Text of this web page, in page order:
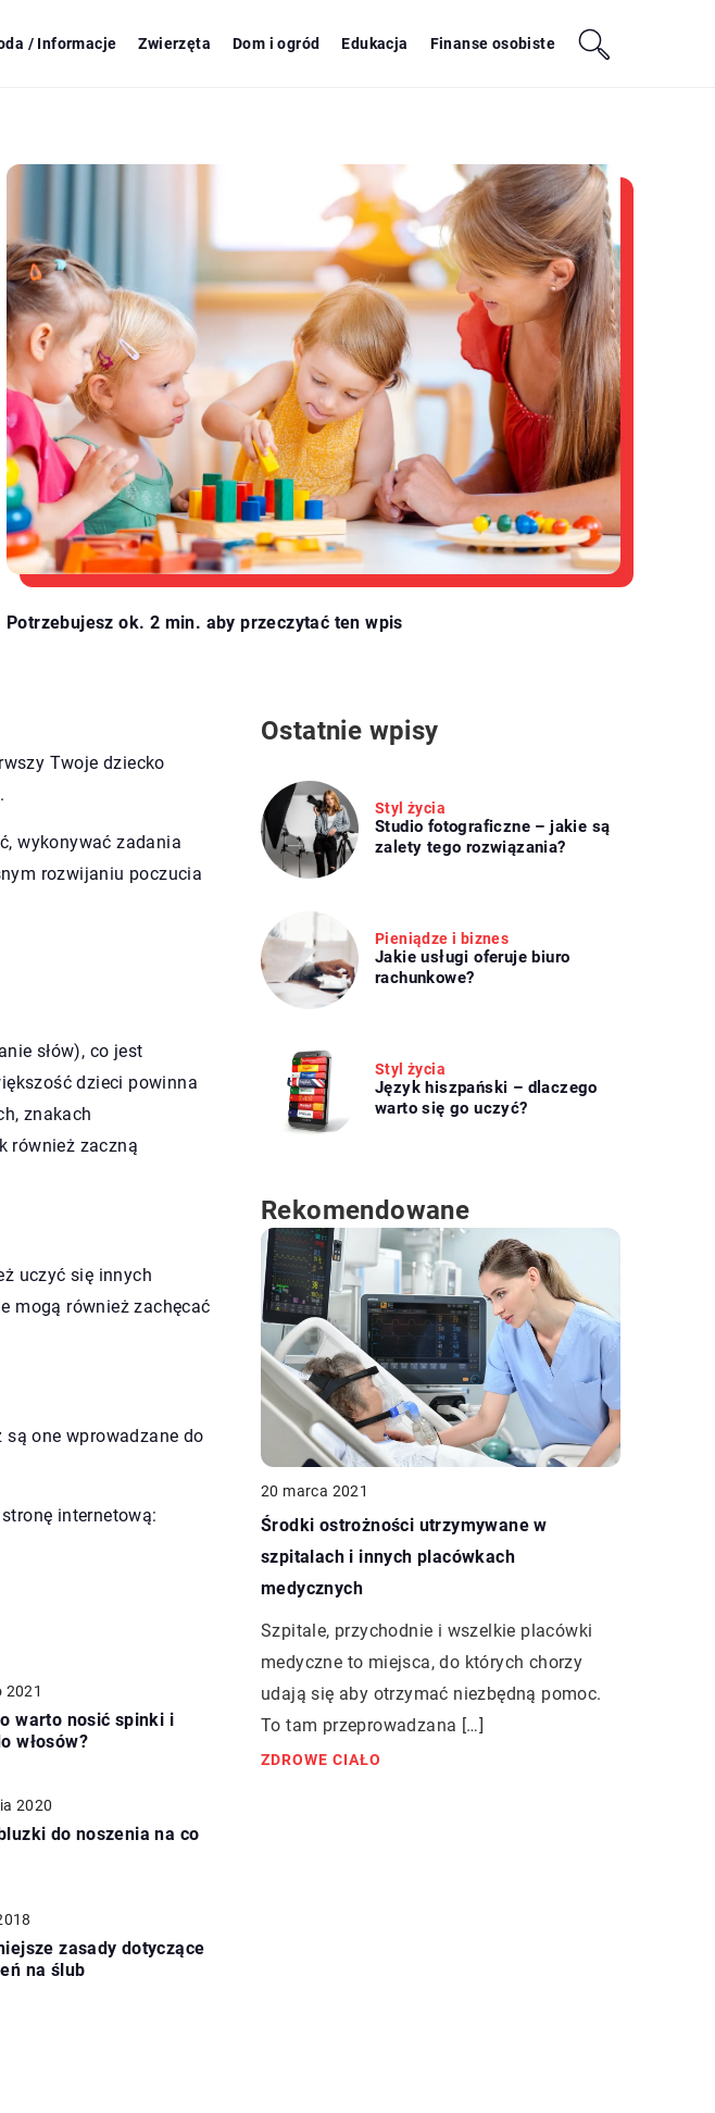
/ Informacje Zwierzęta Dom i ogród Edukacja Finanse osobiste
Potrzebujesz ok. 2 min. aby przeczytać ten wpis
Twoje dziecko
wykonywać zadania
rozwijaniu poczucia
słów), co jest
dzieci powinna
znakach
również zaczną
uczyć się innych
mogą również zachęcać
one wprowadzane do
internetową:
2021
warto nosić spinki i
włosów?
2020
do noszenia na co
zasady dotyczące
na ślub
Ostatnie wpisy
Styl życia
Studio fotograficzne – jakie są
zalety tego rozwiązania?
Pieniądze i biznes
Jakie usługi oferuje biuro
rachunkowe?
Styl życia
Język hiszpański – dlaczego
warto się go uczyć?
Rekomendowane
20 marca 2021
Środki ostrożności utrzymywane w
szpitalach i innych placówkach
medycznych
Szpitale, przychodnie i wszelkie placówki
medyczne to miejsca, do których chorzy
udają się aby otrzymać niezbędną pomoc.
To tam przeprowadzana […]
ZDROWE CIAŁO